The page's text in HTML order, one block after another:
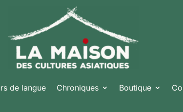
de langue Chroniques Boutique